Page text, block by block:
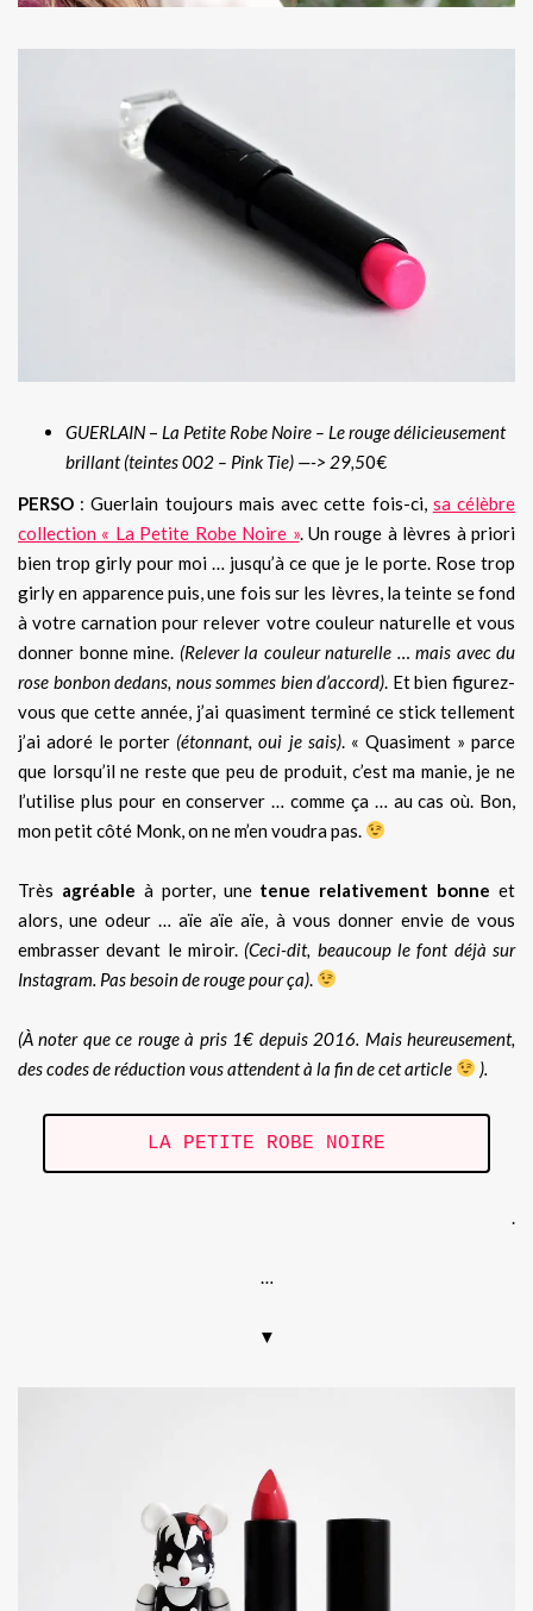
GUERLAIN – La Petite Robe Noire – Le rouge délicieusement
brillant (teintes 002 – Pink Tie) —-> 29,50€
PERSO : Guerlain toujours mais avec cette fois-ci, sa célèbre
collection « La Petite Robe Noire ». Un rouge à lèvres à priori
bien trop girly pour moi … jusqu’à ce que je le porte. Rose trop
girly en apparence puis, une fois sur les lèvres, la teinte se fond
à votre carnation pour relever votre couleur naturelle et vous
donner bonne mine. (Relever la couleur naturelle … mais avec du
rose bonbon dedans, nous sommes bien d’accord). Et bien figurez-
vous que cette année, j’ai quasiment terminé ce stick tellement
j’ai adoré le porter (étonnant, oui je sais). « Quasiment » parce
que lorsqu’il ne reste que peu de produit, c’est ma manie, je ne
l’utilise plus pour en conserver … comme ça … au cas où. Bon,
mon petit côté Monk, on ne m’en voudra pas.
Très agréable à porter, une tenue relativement bonne et
alors, une odeur … aïe aïe aïe, à vous donner envie de vous
embrasser devant le miroir. (Ceci-dit, beaucoup le font déjà sur
Instagram. Pas besoin de rouge pour ça).
(À noter que ce rouge à pris 1€ depuis 2016. Mais heureusement,
des codes de réduction vous attendent à la fin de cet article
).
LA PETITE ROBE NOIRE
.
…
▼